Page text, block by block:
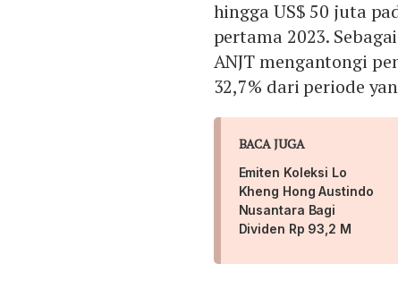
hingga US$ 50 juta
pertama 2023.
ANJT mengantongi
32,7% dari periode
BACA JUGA
Emiten Koleksi Lo
Kheng Hong Austindo
Nusantara Bagi
Dividen Rp 93,2 M